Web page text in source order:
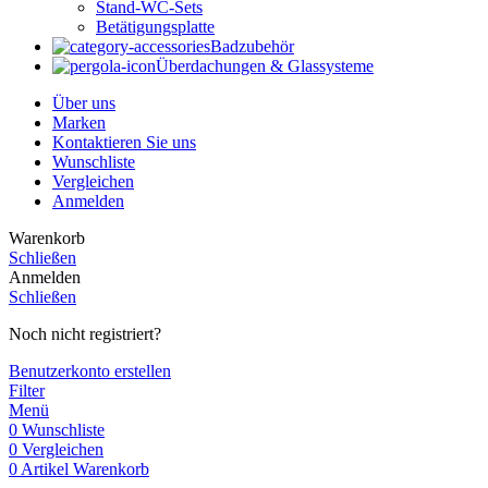
Stand-WC-Sets
Betätigungsplatte
Badzubehör
Überdachungen & Glassysteme
Über uns
Marken
Kontaktieren Sie uns
Wunschliste
Vergleichen
Anmelden
Warenkorb
Schließen
Anmelden
Schließen
Noch nicht registriert?
Benutzerkonto erstellen
Filter
Menü
0 Wunschliste
0 Vergleichen
0Artikel Warenkorb